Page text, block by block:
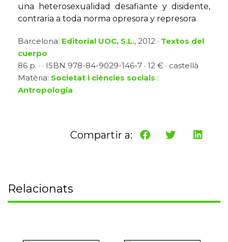
una heterosexualidad desafiante y disidente,
contraria a toda norma opresora y represora.
Barcelona: Editorial UOC, S.L., 2012 · Textos del
cuerpo
86 p. · · ISBN 978-84-9029-146-7 · 12 € · castellà
Matèria: Societat i ciències socials :
Antropologia
Compartir a:
Relacionats